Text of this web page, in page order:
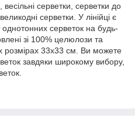
серветки, серветки до
серветки. У лінійці є
серветок на будь-
зі 100% целюлози та
розмірах 33х33 см. Ви можете
завдяки широкому вибору,